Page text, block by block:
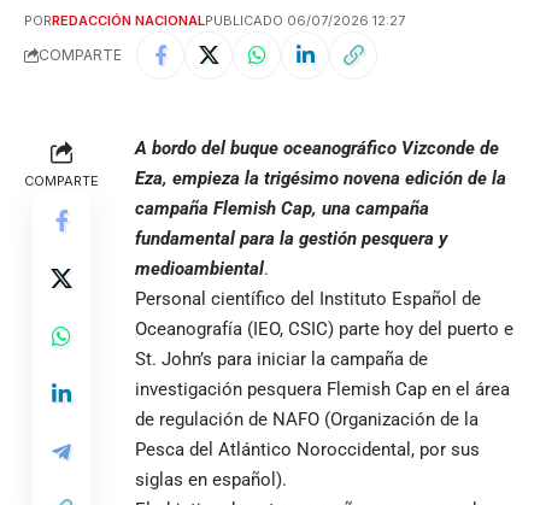
PORREDACCIÓN NACIONALPUBLICADO 06/07/2026 12:27
COMPARTE
COMPARTE
A bordo del buque oceanográfico Vizconde de
Eza, empieza la trigésimo novena edición de la
campaña Flemish Cap, una campaña
fundamental para la gestión pesquera y
medioambiental.
Personal científico del Instituto Español de
Oceanografía (IEO, CSIC) parte hoy del puerto e
St. John’s para iniciar la campaña de
investigación pesquera Flemish Cap en el área
de regulación de NAFO (Organización de la
Pesca del Atlántico Noroccidental, por sus
siglas en español).